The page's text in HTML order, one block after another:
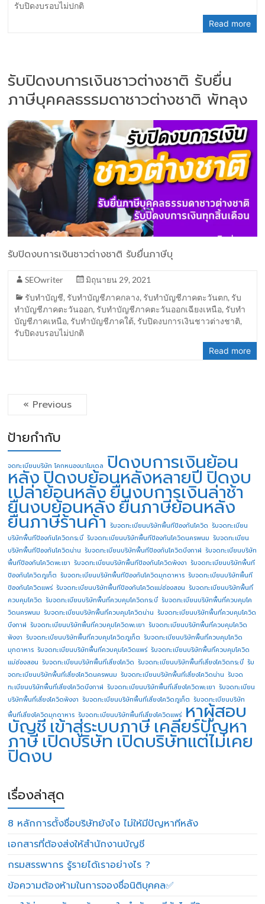
รับปิดงบรอบไม่ปกติ
Read more
รับปิดงบการเงินชาวต่างชาติ รับยื่น
ภาษีบุคคลธรรมดาชาวต่างชาติ พัทลุง
รับปิดงบการเงินชาวต่างชาติ รับยื่นภาษีบุ
SEOwriter
มิถุนายน 29, 2021
รับทำบัญชี, รับทำบัญชีภาคกลาง, รับทำบัญชีภาคตะวันตก, รับ
ทำบัญชีภาคตะวันออก, รับทำบัญชีภาคตะวันออกเฉียงเหนือ, รับทำ
บัญชีภาคเหนือ, รับทำบัญชีภาคใต้, รับปิดงบการเงินชาวต่างชาติ,
รับปิดงบรอบไม่ปกติ
Read more
« Previous
ป้ายกำกับ
จดทะเบียนบริษัท โคกหนองนาโมเดล ปิดงบการเงินย้อน
หลังปิดงบย้อนหลังหลายปี ปิดงบ
เปล่าย้อนหลังยื่นงบการเงินล่าช้า
ยื่นงบย้อนหลังยื่นภาษีย้อนหลัง
ยื่นภาษีร้านค้า รับจดทะเบียนบริษัทพื้นทีป้องกันโควิด รับจดทะเบียน
บริษัทพื้นทีป้องกันโควิดกระบี่ รับจดทะเบียนบริษัทพื้นทีป้องกันโควิดนครพนม รับจดทะเบียน
บริษัทพื้นทีป้องกันโควิดน่าน รับจดทะเบียนบริษัทพื้นทีป้องกันโควิดบึงกาฬ รับจดทะเบียนบริษัท
พื้นทีป้องกันโควิดพะเยา รับจดทะเบียนบริษัทพื้นทีป้องกันโควิดพังงา รับจดทะเบียนบริษัทพื้นที
ป้องกันโควิดภูเก็ต รับจดทะเบียนบริษัทพื้นทีป้องกันโควิดมุกดาหาร รับจดทะเบียนบริษัทพื้นที
ป้องกันโควิดแพร่ รับจดทะเบียนบริษัทพื้นทีป้องกันโควิดแม่ฮ่องสอน รับจดทะเบียนบริษัทพื้นที่
ควบคุมโควิด รับจดทะเบียนบริษัทพื้นที่ควบคุมโควิดกระบี่ รับจดทะเบียนบริษัทพื้นที่ควบคุมโค
วิดนครพนม รับจดทะเบียนบริษัทพื้นที่ควบคุมโควิดน่าน รับจดทะเบียนบริษัทพื้นที่ควบคุมโควิด
บึงกาฬ รับจดทะเบียนบริษัทพื้นที่ควบคุมโควิดพะเยา รับจดทะเบียนบริษัทพื้นที่ควบคุมโควิด
พังงา รับจดทะเบียนบริษัทพื้นที่ควบคุมโควิดภูเก็ต รับจดทะเบียนบริษัทพื้นที่ควบคุมโควิด
มุกดาหาร รับจดทะเบียนบริษัทพื้นที่ควบคุมโควิดแพร่ รับจดทะเบียนบริษัทพื้นที่ควบคุมโควิด
แม่ฮ่องสอน รับจดทะเบียนบริษัทพื้นที่เสี่ยงโควิด รับจดทะเบียนบริษัทพื้นที่เสี่ยงโควิดกระบี่ รับ
จดทะเบียนบริษัทพื้นที่เสี่ยงโควิดนครพนม รับจดทะเบียนบริษัทพื้นที่เสี่ยงโควิดน่าน รับจด
ทะเบียนบริษัทพื้นที่เสี่ยงโควิดบึงกาฬ รับจดทะเบียนบริษัทพื้นที่เสี่ยงโควิดพะเยา รับจดทะเบียน
บริษัทพื้นที่เสี่ยงโควิดพังงา รับจดทะเบียนบริษัทพื้นที่เสี่ยงโควิดภูเก็ต รับจดทะเบียนบริษัท
พื้นที่เสี่ยงโควิดมุกดาหาร รับจดทะเบียนบริษัทพื้นที่เสี่ยงโควิดแพร่ หาผู้สอบ
บัญชี เข้าสู่ระบบภาษี เคลียร์ปัญหา
ภาษีเปิดบริษัทเปิดบริษัทแต่ไม่เคย
ปิดงบ
เรื่องล่าสุด
8 หลักการตั้งชื่อบริษัทยังไง ไม่ให้มีปัญหาทีหลัง
เอกสารที่ต้องส่งให้สำนักงานบัญชี
กรมสรรพากร รู้รายได้เราอย่างไร ?
ข้อความต้องห้ามในการจองชื่อนิติบุคคล✅